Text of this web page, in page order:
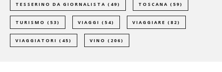
TESSERINO DA GIORNALISTA (49) TOSCANA (59)
TURISMO (53) VIAGGI (54) VIAGGIARE (82)
VIAGGIATORI (45) VINO (206)